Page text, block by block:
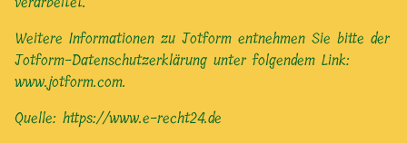
Weitere Informationen zu Jotform entnehmen Sie bitte der
Jotform-Datenschutzerklärung unter folgendem Link:
www.jotform.com.
Quelle: https://www.e-recht24.de